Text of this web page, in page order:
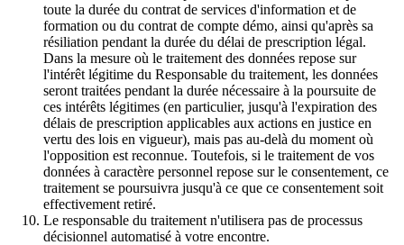
toute la durée du contrat de services d'information et de
formation ou du contrat de compte démo, ainsi qu'après sa
résiliation pendant la durée du délai de prescription légal.
Dans la mesure où le traitement des données repose sur
l'intérêt légitime du Responsable du traitement, les données
seront traitées pendant la durée nécessaire à la poursuite de
ces intérêts légitimes (en particulier, jusqu'à l'expiration des
délais de prescription applicables aux actions en justice en
vertu des lois en vigueur), mais pas au-delà du moment où
l'opposition est reconnue. Toutefois, si le traitement de vos
données à caractère personnel repose sur le consentement, ce
traitement se poursuivra jusqu'à ce que ce consentement soit
effectivement retiré.
Le responsable du traitement n'utilisera pas de processus
décisionnel automatisé à votre encontre.